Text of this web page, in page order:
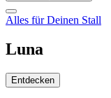
Alles für Deinen Stall
Luna
Entdecken